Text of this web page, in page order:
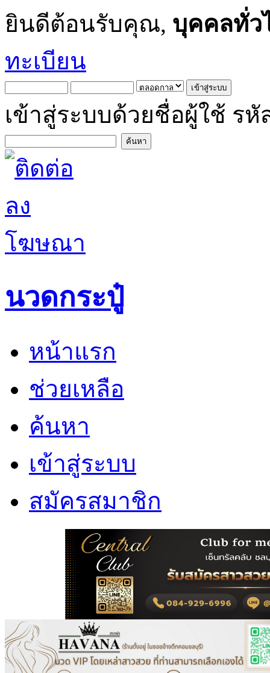
ยินดีต้อนรับคุณ, บุคคลทั่ว
ทะเบียน
เข้าสู่ระบบด้วยชื่อผู้ใช้ รหั
นวดกระปู๋
หน้าแรก
ช่วยเหลือ
ค้นหา
เข้าสู่ระบบ
สมัครสมาชิก